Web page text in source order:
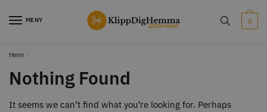
MENY 0
Hem /
Nothing Found
It seems we can’t find what you’re looking for. Perhaps